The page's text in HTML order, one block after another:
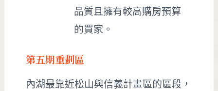
品質且擁有較高購房預算
的買家。
第五期重劃區
內湖最靠近松山與信義計畫區的區段，